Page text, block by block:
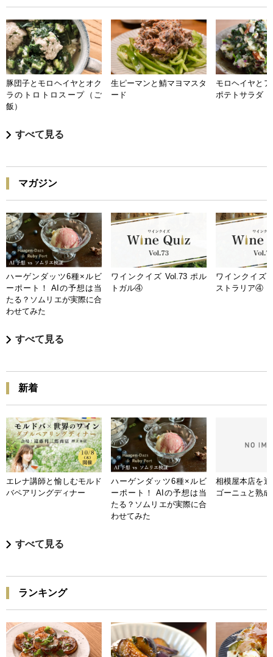
豚団子とモロヘイヤとオク
ラのトロトロスープ（ご
飯）
生ピーマンと鯖マヨマスタ
ード
モロヘイヤと
ポテトサラダ
すべて見る
マガジン
ハーゲンダッツ6種×ルビ
ーポート！ AIの予想は当
たる？ソムリエが実際に合
わせてみた
ワインクイズ Vol.73 ポル
トガル④
ワインクイズ
ストラリア④
すべて見る
新着
エレナ講師と愉しむモルド
バペアリングディナー
ハーゲンダッツ6種×ルビ
ーポート！ AIの予想は当
たる？ソムリエが実際に合
わせてみた
相模屋本店を
ゴーニュと熟
すべて見る
ランキング